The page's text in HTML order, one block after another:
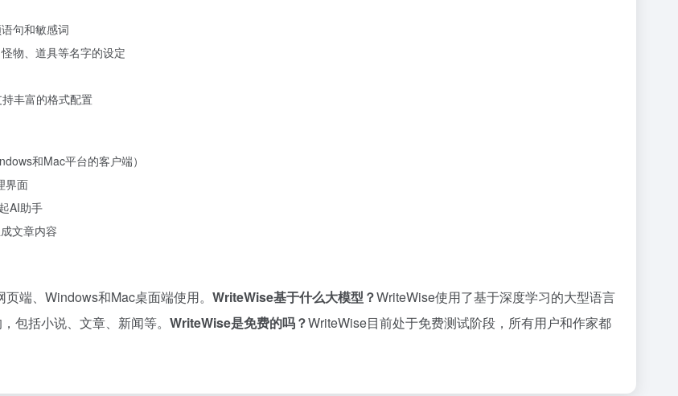
句和敏感词
物、道具等名字的设定
丰富的格式配置
和Mac平台的客户端）
界面
AI助手
文章内容
端、Windows和Mac桌面端使用。 WriteWise基于什么大模型？WriteWise使用了基于深度学习的大型语言
包括小说、文章、新闻等。 WriteWise是免费的吗？WriteWise目前处于免费测试阶段，所有用户和作家都